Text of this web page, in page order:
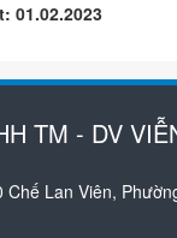
01.02.2023
TM - DV
Chế Lan Viên,